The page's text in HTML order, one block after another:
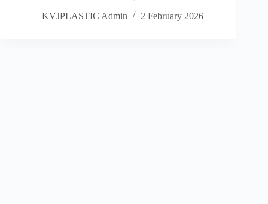
KVJPLASTIC Admin 2 February 2026